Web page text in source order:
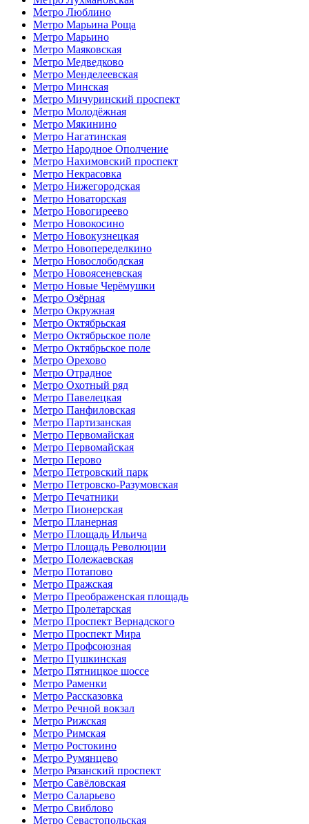
Метро Люблино
Метро Марьина Роща
Метро Марьино
Метро Маяковская
Метро Медведково
Метро Менделеевская
Метро Минская
Метро Мичуринский проспект
Метро Молодёжная
Метро Мякинино
Метро Нагатинская
Метро Народное Ополчение
Метро Нахимовский проспект
Метро Некрасовка
Метро Нижегородская
Метро Новаторская
Метро Новогиреево
Метро Новокосино
Метро Новокузнецкая
Метро Новопеределкино
Метро Новослободская
Метро Новоясеневская
Метро Новые Черёмушки
Метро Озёрная
Метро Окружная
Метро Октябрьская
Метро Октябрьское поле
Метро Октябрьское поле
Метро Орехово
Метро Отрадное
Метро Охотный ряд
Метро Павелецкая
Метро Панфиловская
Метро Партизанская
Метро Первомайская
Метро Первомайская
Метро Перово
Метро Петровский парк
Метро Петровско-Разумовская
Метро Печатники
Метро Пионерская
Метро Планерная
Метро Площадь Ильича
Метро Площадь Революции
Метро Полежаевская
Метро Потапово
Метро Пражская
Метро Преображенская площадь
Метро Пролетарская
Метро Проспект Вернадского
Метро Проспект Мира
Метро Профсоюзная
Метро Пушкинская
Метро Пятницкое шоссе
Метро Раменки
Метро Рассказовка
Метро Речной вокзал
Метро Рижская
Метро Римская
Метро Ростокино
Метро Румянцево
Метро Рязанский проспект
Метро Савёловская
Метро Саларьево
Метро Свиблово
Метро Севастопольская